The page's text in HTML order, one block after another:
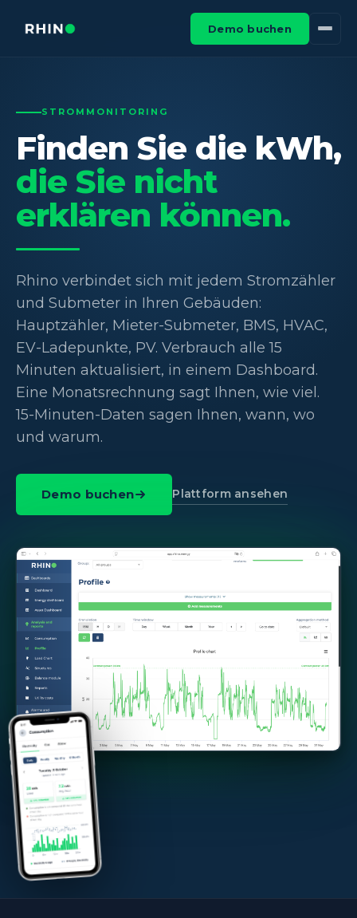
Demo buchen
STROMMONITORING
Finden Sie die kWh,
die Sie nicht
erklären können.
Rhino verbindet sich mit jedem Stromzähler
und Submeter in Ihren Gebäuden:
Hauptzähler, Mieter-Submeter, BMS, HVAC,
EV-Ladepunkte, PV. Verbrauch alle 15
Minuten aktualisiert, in einem Dashboard.
Eine Monatsrechnung sagt Ihnen, wie viel.
15-Minuten-Daten sagen Ihnen, wann, wo
und warum.
Demo buchen Plattform ansehen